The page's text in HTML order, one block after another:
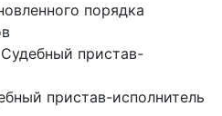
порядка
Судебный пристав-
пристав-исполнитель